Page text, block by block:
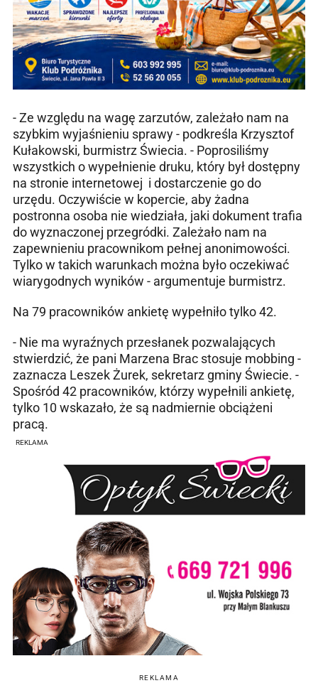
- Ze względu na wagę zarzutów, zależało nam na
szybkim wyjaśnieniu sprawy - podkreśla Krzysztof
Kułakowski, burmistrz Świecia. - Poprosiliśmy
wszystkich o wypełnienie druku, który był dostępny
na stronie internetowej i dostarczenie go do
urzędu. Oczywiście w kopercie, aby żadna
postronna osoba nie wiedziała, jaki dokument trafia
do wyznaczonej przegródki. Zależało nam na
zapewnieniu pracownikom pełnej anonimowości.
Tylko w takich warunkach można było oczekiwać
wiarygodnych wyników - argumentuje burmistrz.
Na 79 pracowników ankietę wypełniło tylko 42.
- Nie ma wyraźnych przesłanek pozwalających
stwierdzić, że pani Marzena Brac stosuje mobbing -
zaznacza Leszek Żurek, sekretarz gminy Świecie. -
Spośród 42 pracowników, którzy wypełnili ankietę,
tylko 10 wskazało, że są nadmiernie obciążeni
pracą.
REKLAMA
REKLAMA